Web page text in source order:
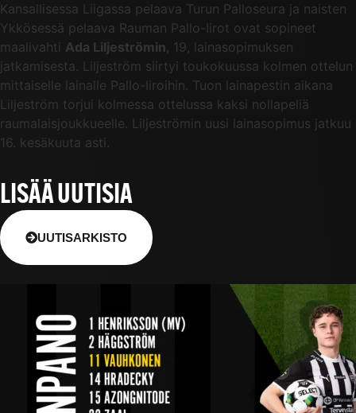
Kansallisessa Liigassa pelaava Turun Palloseura ja naisten
Ykkösessä pelaava Rauman Pallo-Iirot ovat sopineet
maalivahti Ada Liljeströmin, 19, lainasopimuksen
jatkamisesta. Liljeström siirtyi toukokuussa kolmen ottelun
mittaiselle lainalle Pallo-Iiroihin. Tuon lainapestin aikana
Liljeström torjui kolmessa ottelussa kaksi nollapeliä
raumalaisjoukkueelle. Liljeströmin uusi lainasopimus jatkuu
16. kesäkuuta asti.
LISÄÄ UUTISIA
UUTISARKISTO